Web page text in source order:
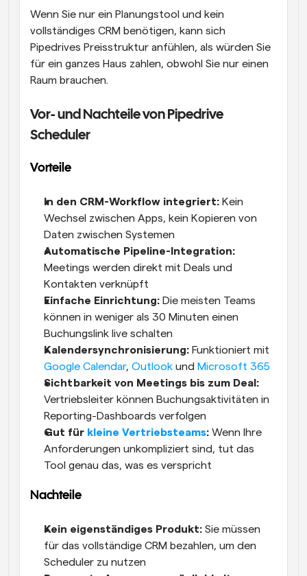
Wenn Sie nur ein Planungstool und kein
vollständiges CRM benötigen, kann sich
Pipedrives Preisstruktur anfühlen, als würden Sie
für ein ganzes Haus zahlen, obwohl Sie nur einen
Raum brauchen.
Vor- und Nachteile von Pipedrive
Scheduler
Vorteile
In den CRM-Workflow integriert: Kein
Wechsel zwischen Apps, kein Kopieren von
Daten zwischen Systemen
Automatische Pipeline-Integration:
Meetings werden direkt mit Deals und
Kontakten verknüpft
Einfache Einrichtung: Die meisten Teams
können in weniger als 30 Minuten einen
Buchungslink live schalten
Kalendersynchronisierung:
Google Calendar, Outlook und Microsoft 365
Sichtbarkeit von Meetings bis zum Deal:
Vertriebsleiter können Buchungsaktivitäten in
Reporting-Dashboards verfolgen
Gut für kleine Vertriebsteams: Wenn Ihre
Anforderungen unkompliziert sind, tut das
Tool genau das, was es verspricht
Nachteile
Kein eigenständiges Produkt: Sie müssen
für das vollständige CRM bezahlen, um den
Scheduler zu nutzen